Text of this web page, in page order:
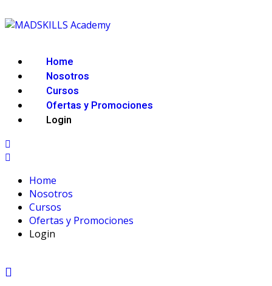
Home
Nosotros
Cursos
Ofertas y Promociones
Login
Home
Nosotros
Cursos
Ofertas y Promociones
Login